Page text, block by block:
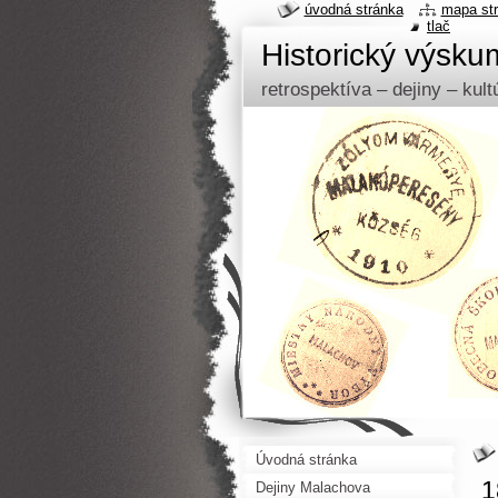
Historický
retrospektíva – dejiny –
Úvodná stránka
Dejiny Malachova
úvodná stránka mapa
tlač